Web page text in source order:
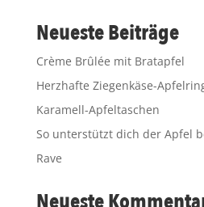
Neueste Beiträge
Crème Brûlée mit Bratapfel
Herzhafte Ziegenkäse-
Karamell-Apfeltaschen
So unterstützt dich der Apfel
Rave